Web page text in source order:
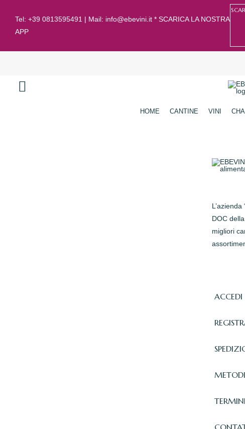
Tel: +39 0813595491 | Mail: info@ebevini.it * SCARICA LA NOSTRA
APP
HOME CANTINE VINI
DOC
migliori
ACCEDI